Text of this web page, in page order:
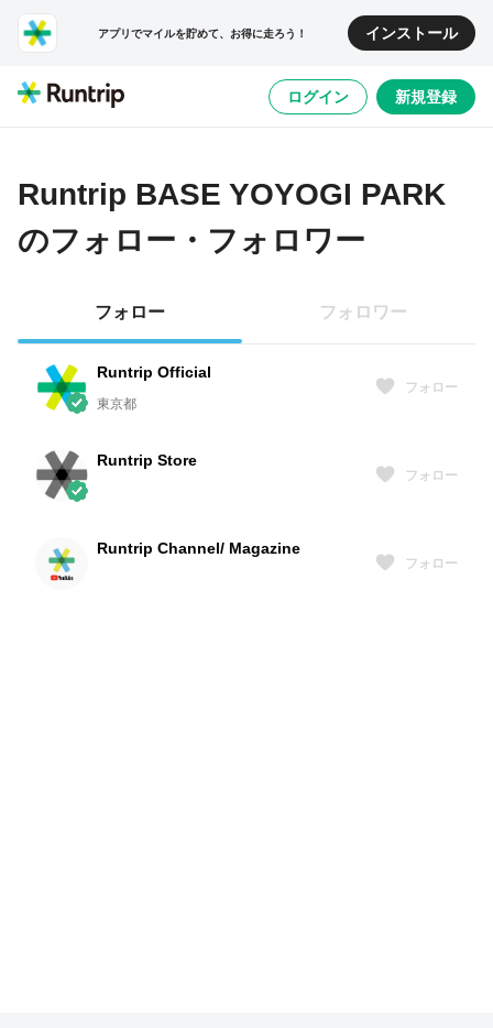
アプリでマイルを貯めて、お得に走ろう！ インストール
ログイン 新規登録
Runtrip BASE YOYOGI PARK
のフォロー・フォロワー
フォロー フォロワー
Runtrip Official
東京都
フォロー
Runtrip Store
フォロー
Runtrip Channel/ Magazine
フォロー